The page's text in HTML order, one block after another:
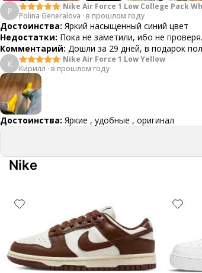
P
Nike Air Force 1 Low College Pack
Polina Generalova · в прошлом году
Достоинства: Яркий насыщенный синий цвет
Недостатки: Пока не заметили, ибо не
Комментарий: Дошли за 29 дней, в подарок
К
Nike Air Force 1 Low Yellow
Кирилл · в прошлом году
Достоинства: Яркие , удобные , оригинал
Nike